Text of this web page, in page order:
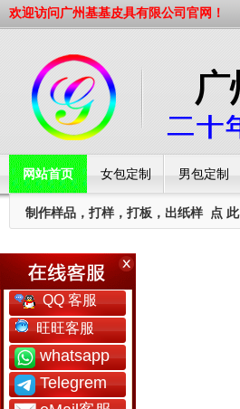
欢迎访问广州基基皮具有限公司官网！
网站首页 女包定制 男包定制
工厂简介
制作样品，打样，打板，出纸样 点 此
QQ 客服
旺旺客服
whatsapp
Telegrem